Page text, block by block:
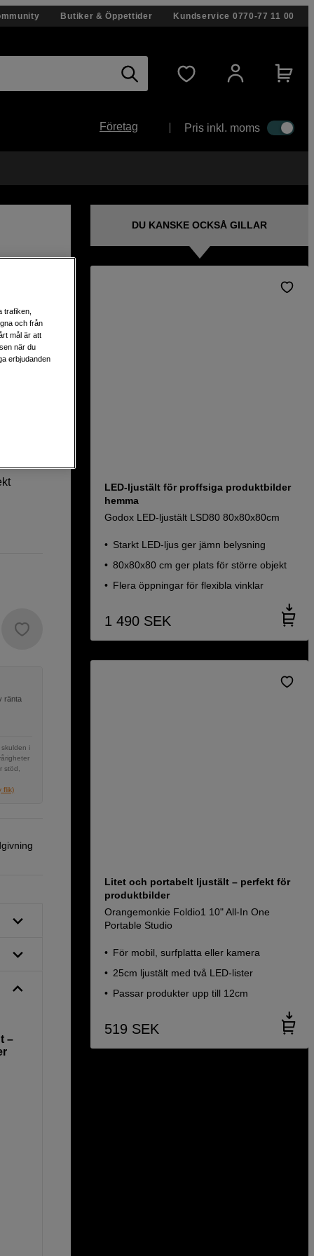
Butiker & Öppettider Kundservice 0770-77 11 00
Företag Pris inkl. moms
ränta
i
stöd,
flik)
–
DU KANSKE OCKSÅ GILLAR
LED-ljustält för proffsiga produktbilder
hemma
Godox LED-ljustält LSD80 80x80x80cm
Starkt LED-ljus ger jämn belysning
80x80x80 cm ger plats för större objekt
Flera öppningar för flexibla vinklar
1 490 SEK
Litet och portabelt ljustält – perfekt för
produktbilder
Orangemonkie Foldio1 10" All-In One
Portable Studio
För mobil, surfplatta eller kamera
25cm ljustält med två LED-lister
Passar produkter upp till 12cm
519 SEK
trafiken,
och från
mål är att
när du
erbjudanden